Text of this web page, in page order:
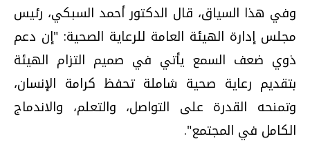
وفي هذا السياق، قال الدكتور أحمد السبكي، رئيس
مجلس إدارة الهيئة العامة للرعاية الصحية: "إن دعم
ذوي ضعف السمع يأتي في صميم التزام الهيئة
بتقديم رعاية صحية شاملة تحفظ كرامة الإنسان،
وتمنحه القدرة على التواصل، والتعلم، والاندماج
الكامل في المجتمع".